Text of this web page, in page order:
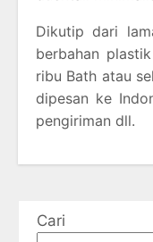
Dikutip dari
berbahan
ribu Bath atau
dipesan ke
pengiriman dll.
Cari